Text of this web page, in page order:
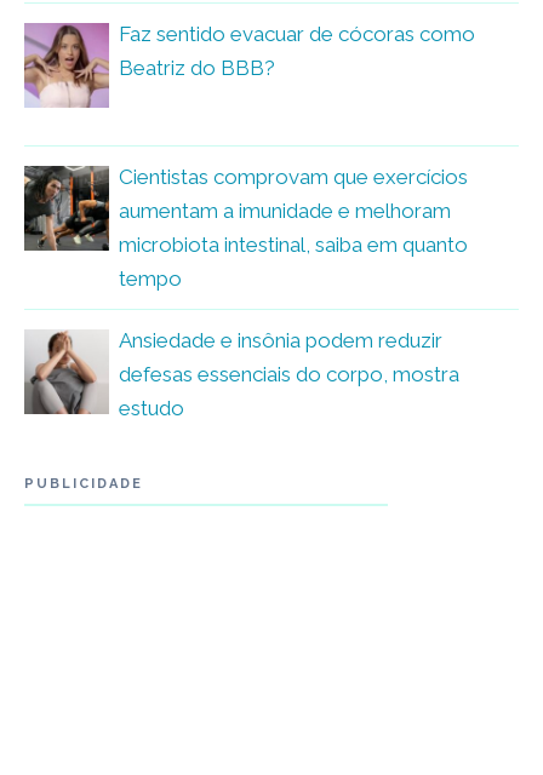
Faz sentido evacuar de cócoras como
Beatriz do BBB?
Cientistas comprovam que exercícios
aumentam a imunidade e melhoram
microbiota intestinal, saiba em quanto
tempo
Ansiedade e insônia podem reduzir
defesas essenciais do corpo, mostra
estudo
PUBLICIDADE